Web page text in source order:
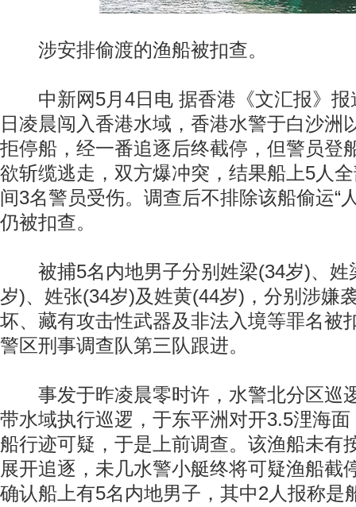
涉安排偷渡的渔船被扣查。
中新网5月4日电 据香港《文汇报》报
日凌晨闯入香港水域，香港水警于白沙洲
拒停船，经一番追逐后终截停，但警员登
欲斩缆逃走，双方爆冲突，结果船上5人
间3名警员受伤。调查后不排除该船偷运“
仍被扣查。
被捕5名内地男子分别姓梁(34岁)、姓
岁)、姓张(34岁)及姓黄(44岁)，分别涉嫌
坏、藏有攻击性武器及非法入境等罪名被
警区刑事调查队第三队跟进。
事发于昨凌晨零时许，水警北分区巡
带水域执行巡逻，于东平洲对开3.5浬海
船行迹可疑，于是上前调查。该渔船未有
展开追逐，未几水警小艇终将可疑渔船截
确认船上有5名内地男子，其中2人报称是